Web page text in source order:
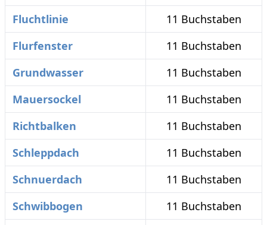
Fluchtlinie
11 Buchstaben
Flurfenster
11 Buchstaben
Grundwasser
11 Buchstaben
Mauersockel
11 Buchstaben
Richtbalken
11 Buchstaben
Schleppdach
11 Buchstaben
Schnuerdach
11 Buchstaben
Schwibbogen
11 Buchstaben